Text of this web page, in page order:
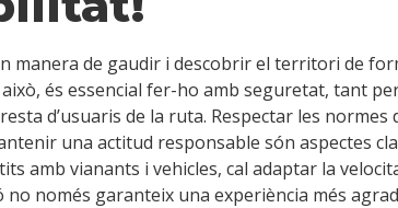
manera de gaudir i descobrir el territori de
és essencial fer-ho amb seguretat, tant
d’usuaris de la ruta. Respectar les normes
una actitud responsable són aspectes
amb vianants i vehicles, cal adaptar la
no només garanteix una experiència més